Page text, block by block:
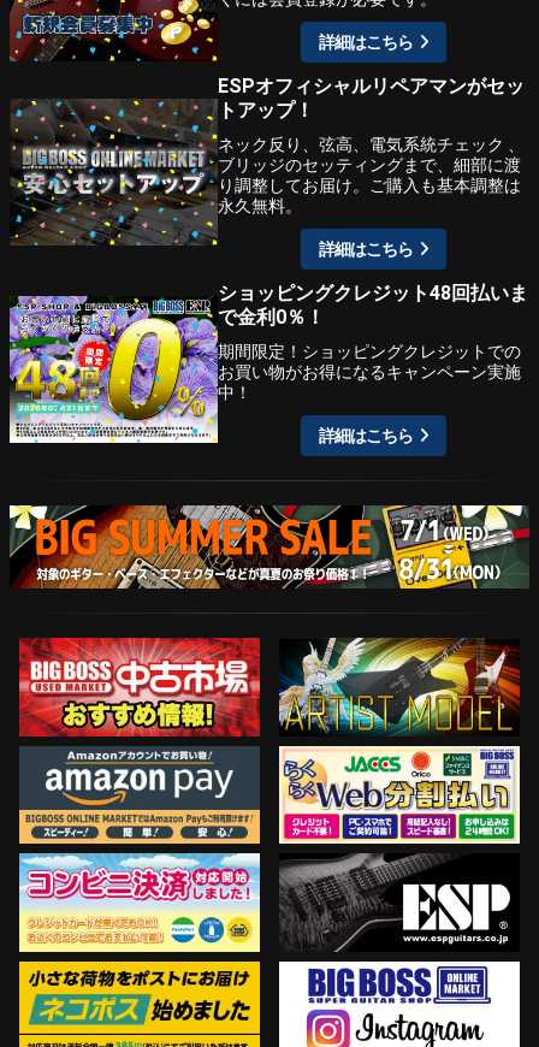
詳細はこちら
ESPオフィシャルリペアマンがセッ
トアップ！
ネック反り、弦高、電気系統チェック 、
ブリッジのセッティングまで、細部に渡
り調整してお届け。ご購入も基本調整は
永久無料。
詳細はこちら
ショッピングクレジット48回払いま
で金利0％！
期間限定！ショッピングクレジットでの
お買い物がお得になるキャンペーン実施
中！
詳細はこちら